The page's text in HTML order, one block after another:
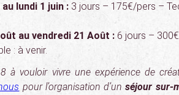
lundi 1 juin : 3 jours – 175€/pers –
au vendredi 21 Août : 6 jours –
: à venir.
à vouloir vivre une expérience de
pour l’organisation d’unséjour sur-